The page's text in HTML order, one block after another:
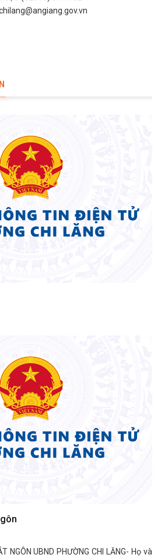
NGÔN UBND PHƯỜNG CHI LĂNG- Họ và